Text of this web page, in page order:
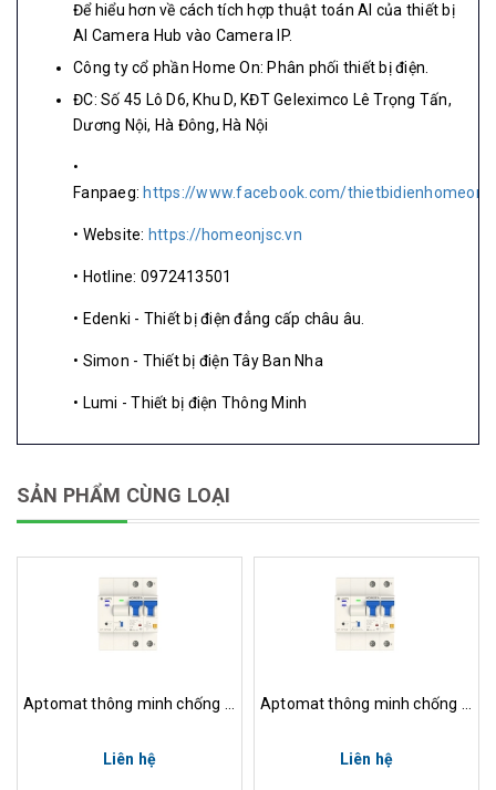
Để hiểu hơn về cách tích hợp thuật toán AI của thiết bị
AI Camera Hub vào Camera IP.
Công ty cổ phần Home On: Phân phối thiết bị điện.
ĐC: Số 45 Lô D6, Khu D, KĐT Geleximco Lê Trọng Tấn,
Dương Nội, Hà Đông, Hà Nội
•
Fanpaeg: https://www.facebook.com/thietbidienhomeon
• Website: https://homeonjsc.vn
• Hotline: 0972413501
• Edenki - Thiết bị điện đẳng cấp châu âu.
• Simon - Thiết bị điện Tây Ban Nha
• Lumi - Thiết bị điện Thông Minh
SẢN PHẨM CÙNG LOẠI
Liên hệ Liên hệ